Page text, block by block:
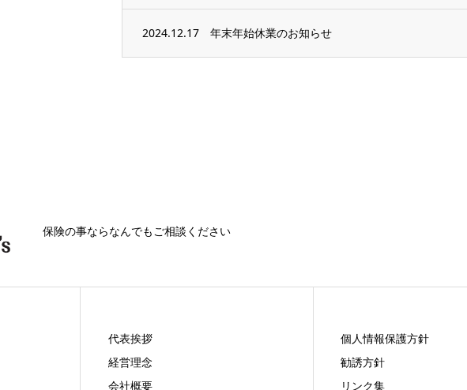
2024.12.17 年末年始休業のお知らせ
保険の事ならなんでもご相談ください
代表挨拶
経営理念
会社概要
個人情報保護方針
勧誘方針
リンク集